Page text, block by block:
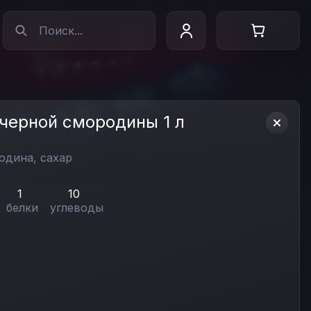
смородины 1 л
сахар
1
белки
10
углеводы